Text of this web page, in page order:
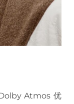
Atmos 优